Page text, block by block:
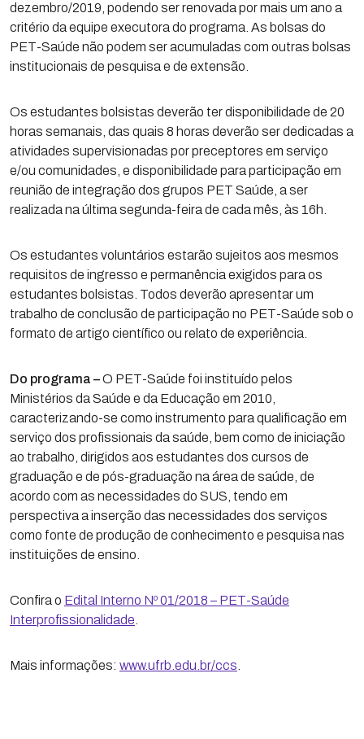
dezembro/2019, podendo ser renovada por mais um ano a
critério da equipe executora do programa. As bolsas do
PET-Saúde não podem ser acumuladas com outras bolsas
institucionais de pesquisa e de extensão.
Os estudantes bolsistas deverão ter disponibilidade de 20
horas semanais, das quais 8 horas deverão ser dedicadas a
atividades supervisionadas por preceptores em serviço
e/ou comunidades, e disponibilidade para participação em
reunião de integração dos grupos PET Saúde, a ser
realizada na última segunda-feira de cada mês, às 16h.
Os estudantes voluntários estarão sujeitos aos mesmos
requisitos de ingresso e permanência exigidos para os
estudantes bolsistas. Todos deverão apresentar um
trabalho de conclusão de participação no PET-Saúde sob o
formato de artigo científico ou relato de experiência.
Do programa –O PET-Saúde foi instituído pelos
Ministérios da Saúde e da Educação em 2010,
caracterizando-se como instrumento para qualificação em
serviço dos profissionais da saúde, bem como de iniciação
ao trabalho, dirigidos aos estudantes dos cursos de
graduação e de pós-graduação na área de saúde, de
acordo com as necessidades do SUS, tendo em
perspectiva a inserção das necessidades dos serviços
como fonte de produção de conhecimento e pesquisa nas
instituições de ensino.
Confira o Edital Interno Nº 01/2018 – PET-Saúde
Interprofissionalidade
Mais informações: www.ufrb.edu.br/ccs